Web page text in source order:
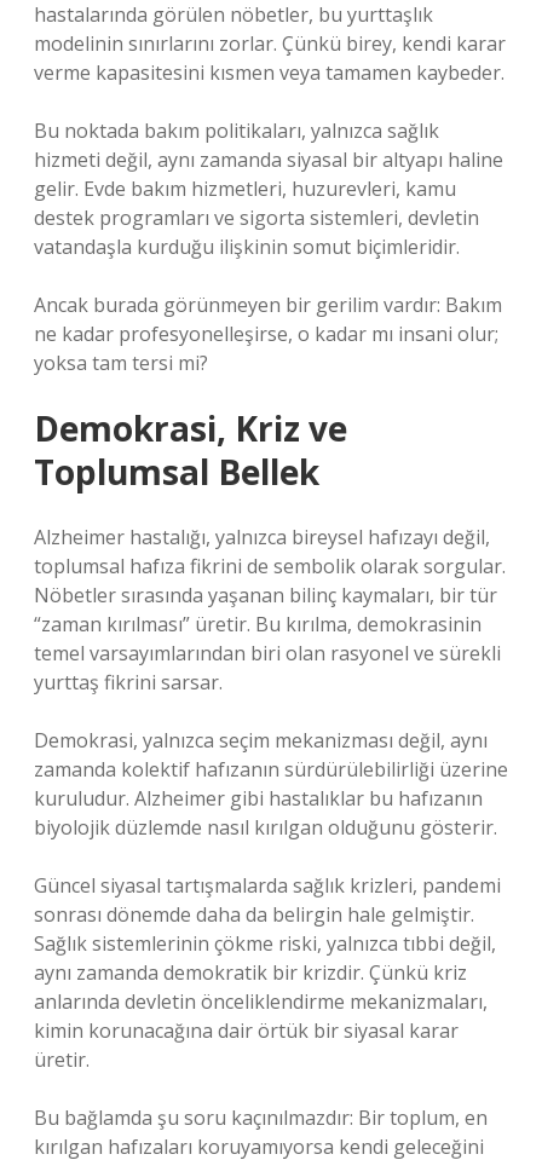
hastalarında görülen nöbetler, bu yurttaşlık
modelinin sınırlarını zorlar. Çünkü birey, kendi karar
verme kapasitesini kısmen veya tamamen kaybeder.
Bu noktada bakım politikaları, yalnızca sağlık
hizmeti değil, aynı zamanda siyasal bir altyapı haline
gelir. Evde bakım hizmetleri, huzurevleri, kamu
destek programları ve sigorta sistemleri, devletin
vatandaşla kurduğu ilişkinin somut biçimleridir.
Ancak burada görünmeyen bir gerilim vardır: Bakım
ne kadar profesyonelleşirse, o kadar mı insani olur;
yoksa tam tersi mi?
Demokrasi, Kriz ve
Toplumsal Bellek
Alzheimer hastalığı, yalnızca bireysel hafızayı değil,
toplumsal hafıza fikrini de sembolik olarak sorgular.
Nöbetler sırasında yaşanan bilinç kaymaları, bir tür
“zaman kırılması” üretir. Bu kırılma, demokrasinin
temel varsayımlarından biri olan rasyonel ve sürekli
yurttaş fikrini sarsar.
Demokrasi, yalnızca seçim mekanizması değil, aynı
zamanda kolektif hafızanın sürdürülebilirliği üzerine
kuruludur. Alzheimer gibi hastalıklar bu hafızanın
biyolojik düzlemde nasıl kırılgan olduğunu gösterir.
Güncel siyasal tartışmalarda sağlık krizleri, pandemi
sonrası dönemde daha da belirgin hale gelmiştir.
Sağlık sistemlerinin çökme riski, yalnızca tıbbi değil,
aynı zamanda demokratik bir krizdir. Çünkü kriz
anlarında devletin önceliklendirme mekanizmaları,
kimin korunacağına dair örtük bir siyasal karar
üretir.
Bu bağlamda şu soru kaçınılmazdır: Bir toplum, en
kırılgan hafızaları koruyamıyorsa kendi geleceğini